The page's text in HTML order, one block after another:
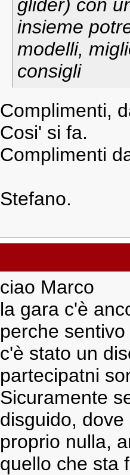
glider) con
insieme
modelli,
consigli
Complimenti,
Cosi' si fa.
Complimenti
Stefano.
ciao Marco
la gara c'è
perche
c'è stato un
partecipatni
Sicuramente
disguido,
proprio nulla,
quello che sta